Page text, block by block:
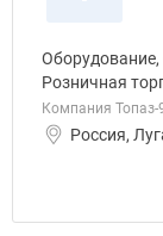
Оборудование,
Розничная
Компания Топаз-
Россия,